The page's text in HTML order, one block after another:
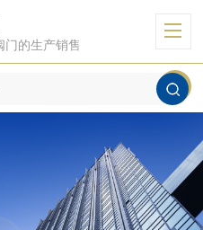
门的生产销售